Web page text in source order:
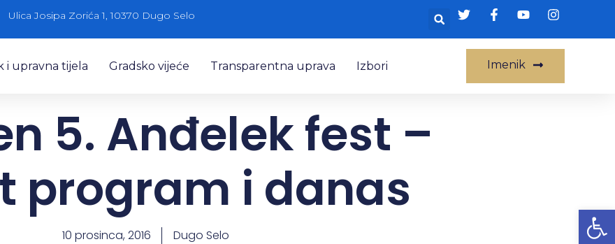
Ulica Josipa Zorića 1, 10370 Dugo Selo
i upravna tijela Gradsko vijeće Transparentna uprava Izbori Imenik
5. Anđelek fest –
program i danas
10 prosinca, 2016 Dugo Selo